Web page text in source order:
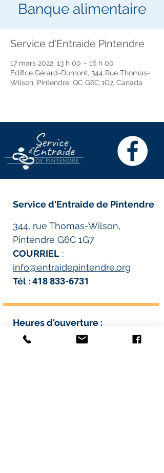
Banque alimentaire
Service d'Entraide Pintendre
17 mars 2022, 13 h 00 – 16 h 00
Édifice Gérard-Dumont, 344 Rue Thomas-
Wilson, Pintendre, QC G6C 1G7, Canada
Service d'Entraide de Pintendre
344, rue Thomas-Wilson,
Pintendre G6C 1G7
COURRIEL :
info@entraidepintendre.org
Tél :418 833-6731
Heures d'ouverture :
*À l’exception des journées de distribution
alimentaire.